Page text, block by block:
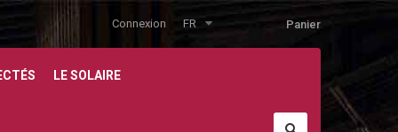
Panier
FR
Connexion
LE SOLAIRE